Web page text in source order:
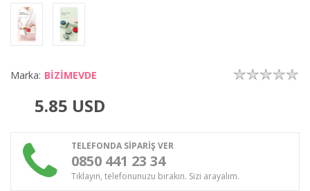
Marka: BİZİMEVDE
5.85 USD
TELEFONDA SİPARİŞ VER
0850 441 23 34
Tıklayın, telefonunuzu bırakın. Sizi arayalım.